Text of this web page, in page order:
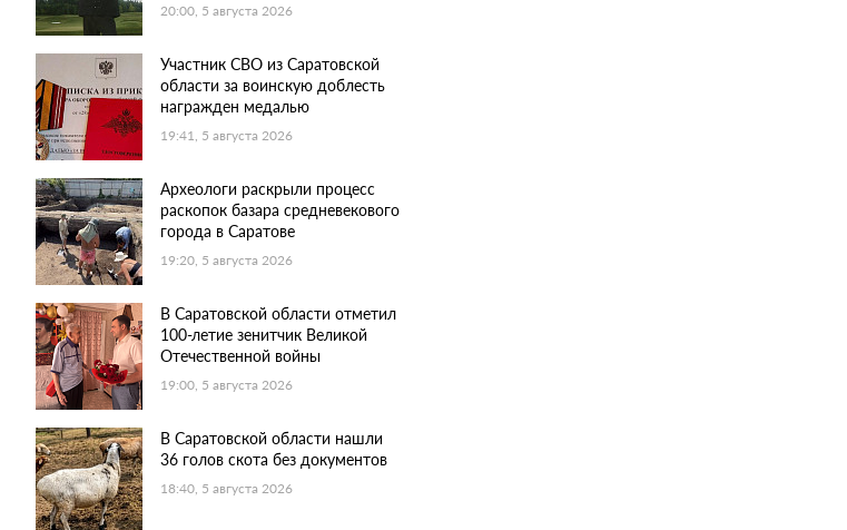
20:00, 5 августа 2026
Участник СВО из Саратовской
области за воинскую доблесть
награжден медалью
19:41, 5 августа 2026
Археологи раскрыли процесс
раскопок базара средневекового
города в Саратове
19:20, 5 августа 2026
В Саратовской области отметил
100-летие зенитчик Великой
Отечественной войны
19:00, 5 августа 2026
В Саратовской области нашли
36 голов скота без документов
18:40, 5 августа 2026